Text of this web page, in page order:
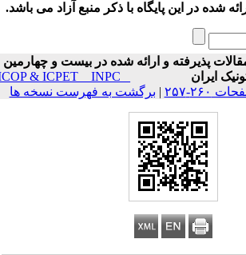
شده در این پایگاه با ذکر منبع آزاد می باشد.
مقالات پذیرفته و ارائه شده در بیست و چهارمین
ایران
ICOP & ICPET _ INPC _
|برگشت به فهرست نسخه ها